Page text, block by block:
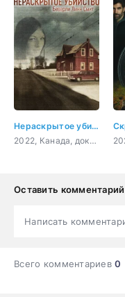
Нераскрытое убийство Беверли Линн Смит
2022, Канада, документальный, криминал, детектив
Оставить комментарий
Написать
Всего комментариев0